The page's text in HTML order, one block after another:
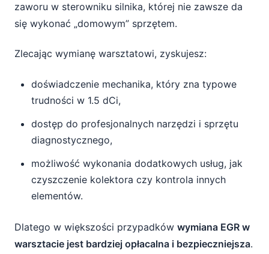
zaworu w sterowniku silnika, której nie zawsze da
się wykonać „domowym” sprzętem.
Zlecając wymianę warsztatowi, zyskujesz:
doświadczenie mechanika, który zna typowe
trudności w 1.5 dCi,
dostęp do profesjonalnych narzędzi i sprzętu
diagnostycznego,
możliwość wykonania dodatkowych usług, jak
czyszczenie kolektora czy kontrola innych
elementów.
Dlatego w większości przypadków wymiana EGR w
warsztacie jest bardziej opłacalna i bezpieczniejsza.